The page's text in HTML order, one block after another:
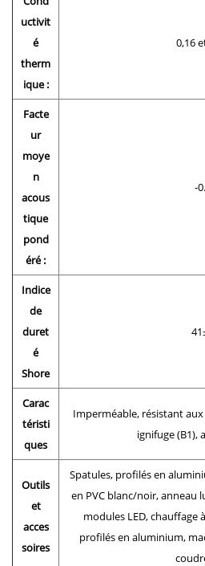
uctivit
é
therm
ique :
0,16
Facte
ur
moye
n
acous
tique
pond
éré :
-
Indice
de
duret
é
Shore
Carac
téristi
ques
Imperméable, résistant
ignifuge (B1),
Outils
et
acces
soires
Spatules, profilés en
en PVC blanc/noir, anneau
modules LED, chauffage
profilés en aluminium,